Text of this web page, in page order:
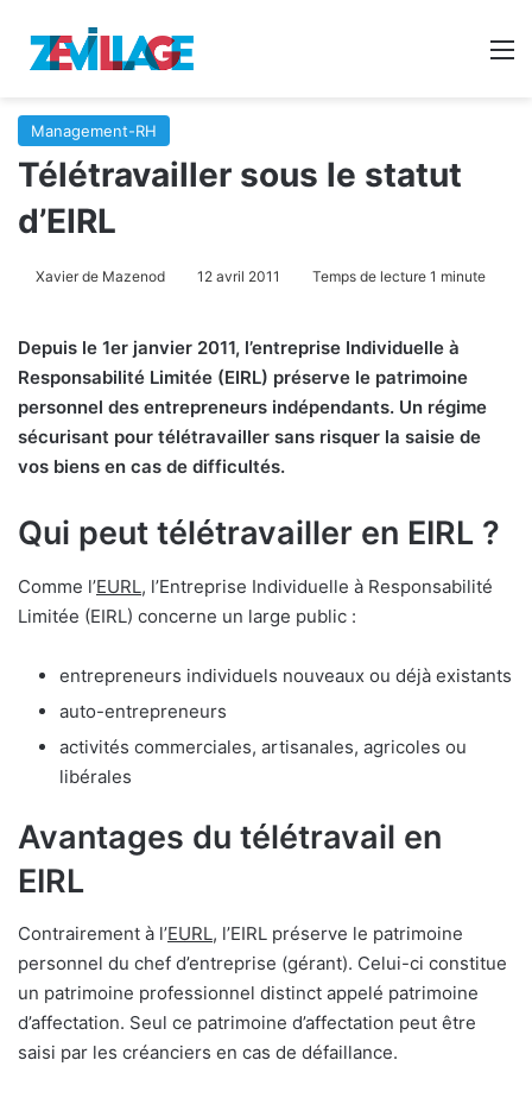
Management-RH
Télétravailler sous le statut
d’EIRL
Xavier de Mazenod 12 avril 2011 Temps de lecture 1 minute
Depuis le 1er janvier 2011, l’entreprise Individuelle à
Responsabilité Limitée (EIRL) préserve le patrimoine
personnel des entrepreneurs indépendants. Un régime
sécurisant pour télétravailler sans risquer la saisie de
vos biens en cas de difficultés.
Qui peut télétravailler en EIRL ?
Comme l’EURL, l’Entreprise Individuelle à Responsabilité
Limitée (EIRL) concerne un large public :
entrepreneurs individuels nouveaux ou déjà existants
auto-entrepreneurs
activités commerciales, artisanales, agricoles ou
libérales
Avantages du télétravail en
EIRL
Contrairement à l’EURL, l’EIRL préserve le patrimoine
personnel du chef d’entreprise (gérant). Celui-ci constitue
un patrimoine professionnel distinct appelé patrimoine
d’affectation. Seul ce patrimoine d’affectation peut être
saisi par les créanciers en cas de défaillance.